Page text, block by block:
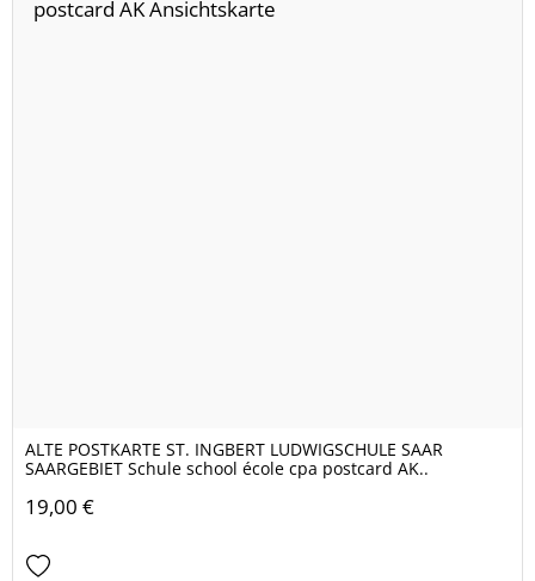
ALTE POSTKARTE ST. INGBERT LUDWIGSCHULE SAAR
SAARGEBIET Schule school école cpa postcard AK..
19,00 €